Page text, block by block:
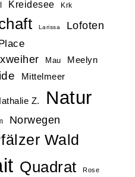
Kreidesee Krk
Larissa Lofoten
Mau Meelyn
Mittelmeer
Z. Natur
Norwegen
Wald
Quadrat Rose